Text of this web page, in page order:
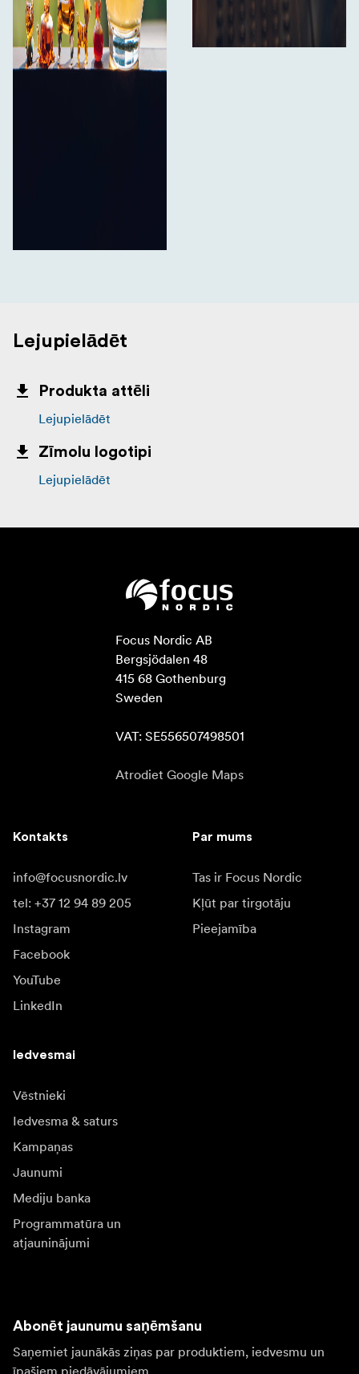
Lejupielādēt
Produkta attēli
Lejupielādēt
Zīmolu logotipi
Lejupielādēt
Focus Nordic AB
Bergsjödalen 48
415 68 Gothenburg
Sweden
VAT: SE556507498501
Atrodiet Google Maps
Kontakts
info@focusnordic.lv
tel: +37 12 94 89 205
Instagram
Facebook
YouTube
LinkedIn
Par mums
Tas ir Focus Nordic
Kļūt par tirgotāju
Pieejamība
Iedvesmai
Vēstnieki
Iedvesma & saturs
Kampaņas
Jaunumi
Mediju banka
Programmatūra un
atjauninājumi
Abonēt jaunumu saņēmšanu
Saņemiet jaunākās ziņas par produktiem, iedvesmu un